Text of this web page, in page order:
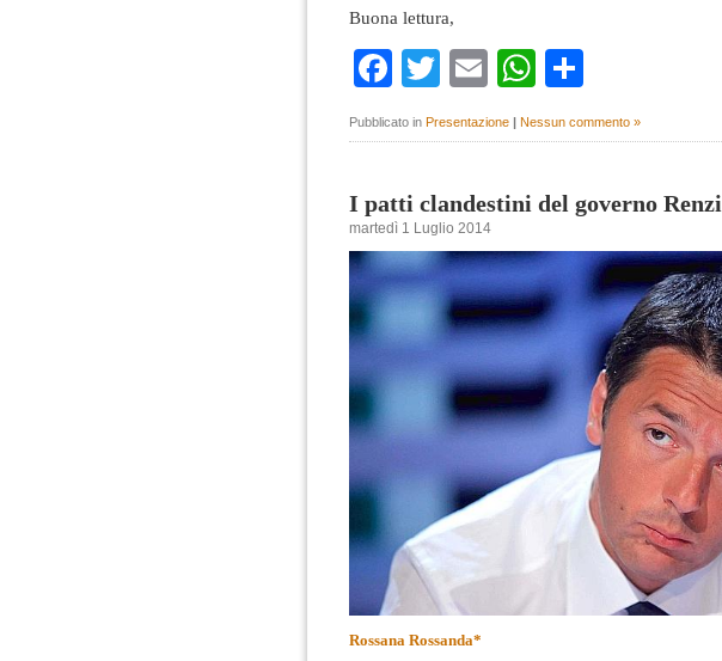
Buona lettura,
Facebook
TwitterEmailWhatsApp
Pubblicato in Presentazione Nessun commento »
I patti clandestini del governo Renzi
martedì 1 Luglio 2014
Rossana Rossanda*